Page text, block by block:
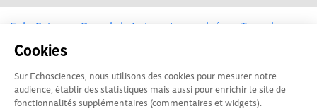
Cookies
Sur Echosciences, nous utilisons des cookies pour mesurer notre
audience, établir des statistiques mais aussi pour enrichir le site de
fonctionnalités supplémentaires (commentaires et widgets).
EchoSciences Pays de la Loire est propulsé parTerre des
Sciences
Mentions légales|Politique de confidentialité|CGU
|Ligne éditoriale